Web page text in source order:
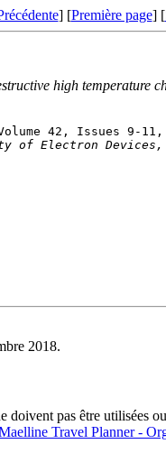
] [Première page] [
high temperature
of Electron
2018.
doivent pas être utilisées
Travel Planner -